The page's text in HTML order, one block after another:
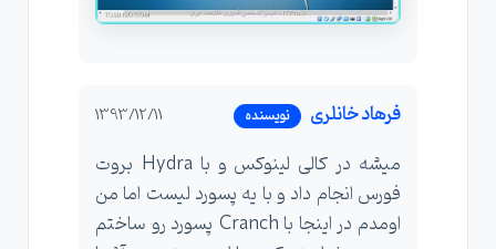
فرهاد خانلری نویسنده 1393/12/11
میشه در کالی لینوکس و با Hydra بروت
فورس انجام داد و با یه پسورد لیست اما من
اومدم در اینجا با Cranch پسورد رو ساختم